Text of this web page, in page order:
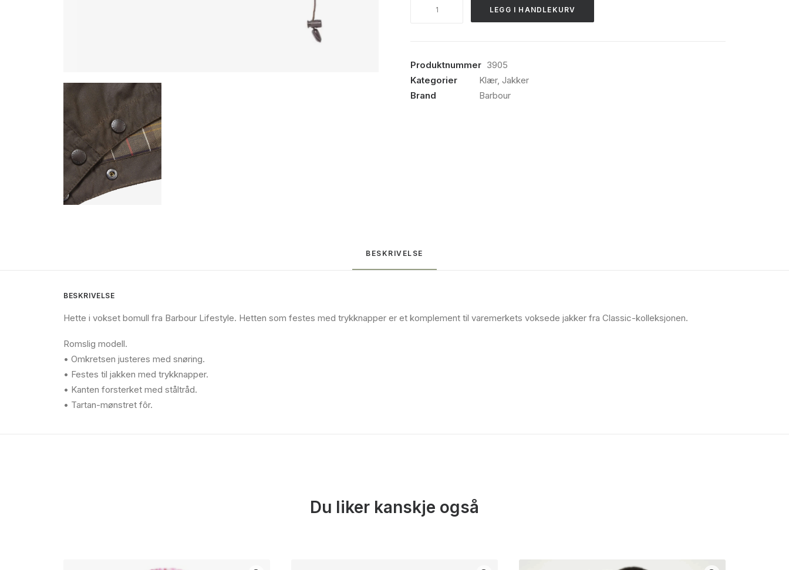
hette,
olive
antall
LEGG I HANDLEKURV
Produktnummer 3905
Kategorier
Klær, Jakker
Brand
Barbour
BESKRIVELSE
BESKRIVELSE
Hette i vokset bomull fra Barbour Lifestyle. Hetten som festes med trykknapper er et komplement til varemerkets voksede jakker fra Classic-kolleksjonen.
Romslig modell.
• Omkretsen justeres med snøring.
• Festes til jakken med trykknapper.
• Kanten forsterket med ståltråd.
• Tartan-mønstret fôr.
Du liker kanskje også